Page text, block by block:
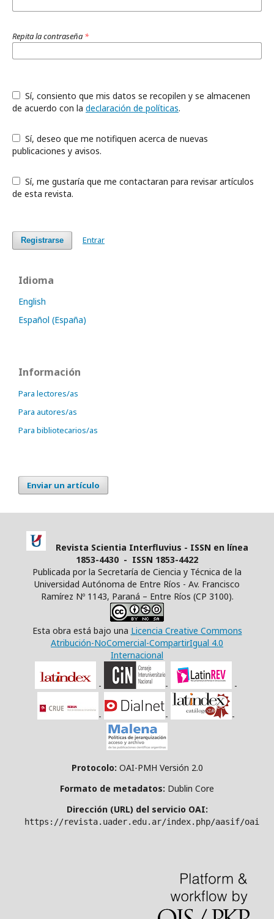
Repita la contraseña *
de acuerdo con la declaración de políticas.
publicaciones y avisos.
de esta revista.
Registrarse Entrar
Idioma
English
Español (España)
Información
Para lectores/as
Para autores/as
Para bibliotecarios/as
Enviar un artículo
Revista Scientia Interfluvius - ISSN en línea
1853-4430 - ISSN 1853-4422
Publicada por la Secretaría de Ciencia y Técnica de la
Universidad Autónoma de Entre Ríos - Av. Francisco
Ramírez Nº 1143, Paraná – Entre Ríos (CP 3100).
Esta obra está bajo una Licencia Creative Commons
Atribución-NoComercial-CompartirIgual 4.0
Internacional
- - -
- - -
Protocolo: OAI-PMH Versión 2.0
Formato de metadatos: Dublin Core
Dirección (URL) del servicio OAI:
https://revista.uader.edu.ar/index.php/aasif/oai